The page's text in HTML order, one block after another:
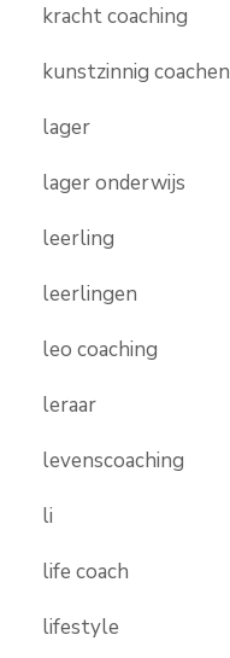
kracht coaching
kunstzinnig coachen
lager
lager onderwijs
leerling
leerlingen
leo coaching
leraar
levenscoaching
li
life coach
lifestyle